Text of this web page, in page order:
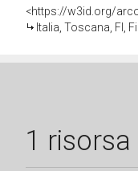
<https://w3id.org/
Italia, Toscana, FI,
1 risorsa